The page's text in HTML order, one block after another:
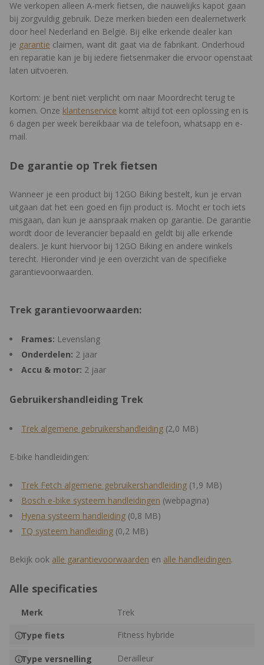
We verkopen alleen A-merk fietsen, die nauwelijks kapot gaan
bij zorgvuldig gebruik. Deze merken bieden een dealernetwerk
door heel Nederland en België. Bij elke erkende dealer kan
je garantie claimen, want dit gaat via de fabrikant. Onderhoud
en reparatie kan je bij iedere fietsenmaker die ervoor openstaat
laten uitvoeren.
Kortom: je bent niet verplicht om naar Moordrecht terug te
komen. Onze klantenservice komt altijd tot een oplossing en is
6 dagen per week bereikbaar via de telefoon, whatsapp en e-
mail.
De garantie op Trek fietsen
Wanneer je een product bij 12GO Biking bestelt, kun je ervan
uitgaan dat het een goed en fijn product is. Mocht er toch iets
misgaan, dan kun je aanspraak maken op garantie. De garantie
wordt door de leverancier bepaald en geldt bij alle erkende
dealers. Je kunt hiervoor bij 12GO Biking en andere winkels
terecht. Hieronder vind je een overzicht van de specifieke
garantievoorwaarden.
Trek garantievoorwaarden:
Frames: Levenslang
Onderdelen: 2 jaar
Accu & motor: 2 jaar
Gebruikershandleiding Trek
Trek algemene gebruikershandleiding (2,0 MB)
E-bike handleidingen:
Trek Fetch algemene gebruikershandleiding (1,9 MB)
Bosch e-bike systeem handleidingen (webpagina)
Hyena systeem handleiding (0,8 MB)
TQ systeem handleiding (0,2 MB)
Bekijk ook alle garantievoorwaarden en alle handleidingen.
Alle specificaties
Merk Trek
Type fiets Fitness hybride
Type versnelling Derailleur